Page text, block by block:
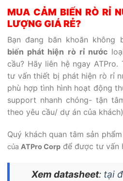
MUA CẢM BIẾN RÒ RỈ
LƯỢNG GIÁ RẺ?
Bạn đang băn khoăn không
biến phát hiện rò rỉ nước
cầu? Hãy liên hệ ngay ATPro.
tư vấn thiết bị phát hiện rò rỉ
phù hợp tình hình hoạt động
support nhanh chóng- tận
theo yêu cầu/ dự án của khách)
Quý khách quan tâm sản
của ATPro Corp để được tư vấn
Xem datasheet: tại